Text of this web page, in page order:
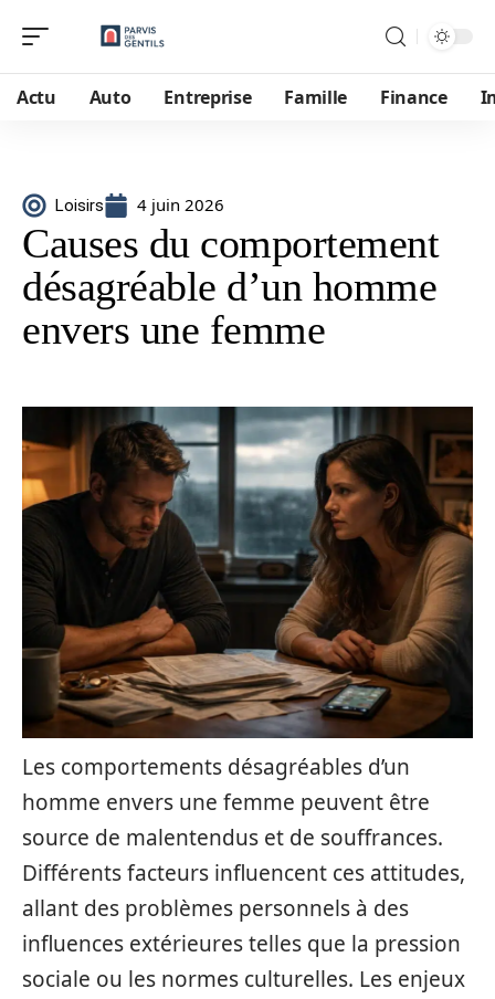
Actu Auto Entreprise Famille Finance
Loisirs 4 juin 2026
Causes du comportement
désagréable d’un homme
envers une femme
Les comportements désagréables d’un
homme envers une femme peuvent être
source de malentendus et de souffrances.
Différents facteurs influencent ces attitudes,
allant des problèmes personnels à des
influences extérieures telles que la pression
sociale ou les normes culturelles. Les enjeux